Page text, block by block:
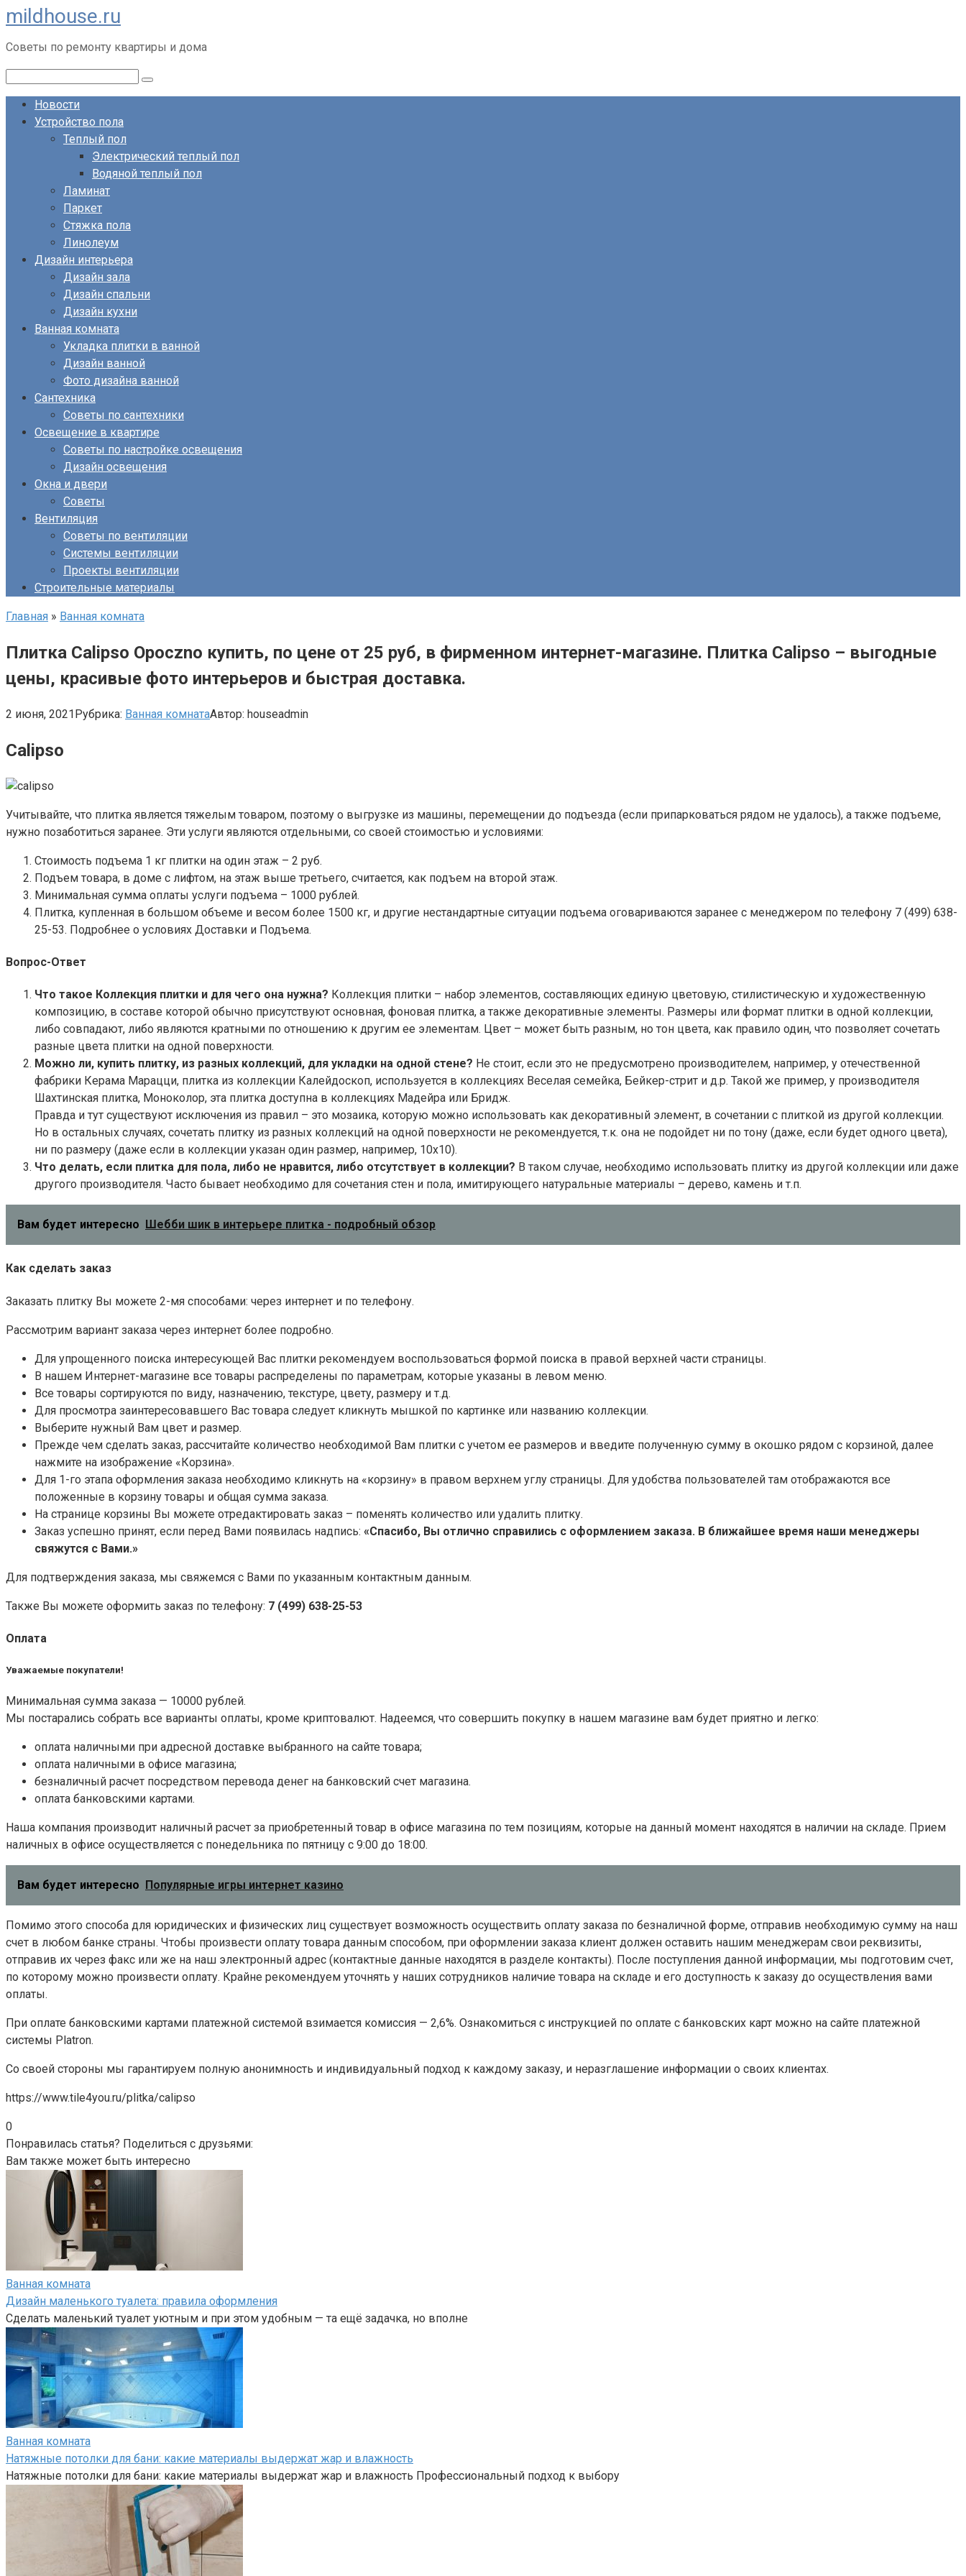
Перейти
к
контенту
mildhouse.ru
Советы по ремонту квартиры и дома
Новости
Устройство пола
Теплый пол
Электрический теплый пол
Водяной теплый пол
Ламинат
Паркет
Стяжка пола
Линолеум
Дизайн интерьера
Дизайн зала
Дизайн спальни
Дизайн кухни
Ванная комната
Укладка плитки в ванной
Дизайн ванной
Фото дизайна ванной
Сантехника
Советы по сантехники
Освещение в квартире
Советы по настройке освещения
Дизайн освещения
Окна и двери
Советы
Вентиляция
Советы по вентиляции
Системы вентиляции
Проекты вентиляции
Строительные материалы
Главная » Ванная комната
Плитка Calipso Opoczno купить, по цене от 25 руб, в фирменном интернет-магазине. Плитка Calipso – выгодные
цены, красивые фото интерьеров и быстрая доставка.
2 июня, 2021Рубрика: Ванная комнатаАвтор: houseadmin
Calipso
Учитывайте, что плитка является тяжелым товаром, поэтому о выгрузке из машины, перемещении до подъезда (если припарковаться рядом не удалось), а также подъеме,
нужно позаботиться заранее. Эти услуги являются отдельными, со своей стоимостью и условиями:
Стоимость подъема 1 кг плитки на один этаж – 2 руб.
Подъем товара, в доме с лифтом, на этаж выше третьего, считается, как подъем на второй этаж.
Минимальная сумма оплаты услуги подъема – 1000 рублей.
Плитка, купленная в большом объеме и весом более 1500 кг, и другие нестандартные ситуации подъема оговариваются заранее с менеджером по телефону 7 (499) 638-
25-53. Подробнее о условиях Доставки и Подъема.
Вопрос-Ответ
Что такое Коллекция плитки и для чего она нужна? Коллекция плитки – набор элементов, составляющих единую цветовую, стилистическую и художественную
композицию, в составе которой обычно присутствуют основная, фоновая плитка, а также декоративные элементы. Размеры или формат плитки в одной коллекции,
либо совпадают, либо являются кратными по отношению к другим ее элементам. Цвет – может быть разным, но тон цвета, как правило один, что позволяет сочетать
разные цвета плитки на одной поверхности.
Можно ли, купить плитку, из разных коллекций, для укладки на одной стене? Не стоит, если это не предусмотрено производителем, например, у отечественной
фабрики Керама Марацци, плитка из коллекции Калейдоскоп, используется в коллекциях Веселая семейка, Бейкер-стрит и д.р. Такой же пример, у производителя
Шахтинская плитка, Моноколор, эта плитка доступна в коллекциях Мадейра или Бридж.
Правда и тут существуют исключения из правил – это мозаика, которую можно использовать как декоративный элемент, в сочетании с плиткой из другой коллекции.
Но в остальных случаях, сочетать плитку из разных коллекций на одной поверхности не рекомендуется, т.к. она не подойдет ни по тону (даже, если будет одного цвета),
ни по размеру (даже если в коллекции указан один размер, например, 10х10).
Что делать, если плитка для пола, либо не нравится, либо отсутствует в коллекции? В таком случае, необходимо использовать плитку из другой коллекции или даже
другого производителя. Часто бывает необходимо для сочетания стен и пола, имитирующего натуральные материалы – дерево, камень и т.п.
Вам будет интересно Шебби шик в интерьере плитка - подробный обзор
Как сделать заказ
Заказать плитку Вы можете 2-мя способами: через интернет и по телефону.
Рассмотрим вариант заказа через интернет более подробно.
Для упрощенного поиска интересующей Вас плитки рекомендуем воспользоваться формой поиска в правой верхней части страницы.
В нашем Интернет-магазине все товары распределены по параметрам, которые указаны в левом меню.
Все товары сортируются по виду, назначению, текстуре, цвету, размеру и т.д.
Для просмотра заинтересовавшего Вас товара следует кликнуть мышкой по картинке или названию коллекции.
Выберите нужный Вам цвет и размер.
Прежде чем сделать заказ, рассчитайте количество необходимой Вам плитки с учетом ее размеров и введите полученную сумму в окошко рядом с корзиной, далее
нажмите на изображение «Корзина».
Для 1-го этапа оформления заказа необходимо кликнуть на «корзину» в правом верхнем углу страницы. Для удобства пользователей там отображаются все
положенные в корзину товары и общая сумма заказа.
На странице корзины Вы можете отредактировать заказ – поменять количество или удалить плитку.
Заказ успешно принят, если перед Вами появилась надпись: «Спасибо, Вы отлично справились с оформлением заказа. В ближайшее время наши менеджеры
свяжутся с Вами.»
Для подтверждения заказа, мы свяжемся с Вами по указанным контактным данным.
Также Вы можете оформить заказ по телефону: 7 (499) 638-25-53
Оплата
Уважаемые покупатели!
Минимальная сумма заказа — 10000 рублей.
Мы постарались собрать все варианты оплаты, кроме криптовалют. Надеемся, что совершить покупку в нашем магазине вам будет приятно и легко:
оплата наличными при адресной доставке выбранного на сайте товара;
оплата наличными в офисе магазина;
безналичный расчет посредством перевода денег на банковский счет магазина.
оплата банковскими картами.
Наша компания производит наличный расчет за приобретенный товар в офисе магазина по тем позициям, которые на данный момент находятся в наличии на складе. Прием
наличных в офисе осуществляется с понедельника по пятницу с 9:00 до 18:00.
Вам будет интересно Популярные игры интернет казино
Помимо этого способа для юридических и физических лиц существует возможность осуществить оплату заказа по безналичной форме, отправив необходимую сумму на наш
счет в любом банке страны. Чтобы произвести оплату товара данным способом, при оформлении заказа клиент должен оставить нашим менеджерам свои реквизиты,
отправив их через факс или же на наш электронный адрес (контактные данные находятся в разделе контакты). После поступления данной информации, мы подготовим счет,
по которому можно произвести оплату. Крайне рекомендуем уточнять у наших сотрудников наличие товара на складе и его доступность к заказу до осуществления вами
оплаты.
При оплате банковскими картами платежной системой взимается комиссия — 2,6%. Ознакомиться с инструкцией по оплате с банковских карт можно на сайте платежной
системы Platron.
Со своей стороны мы гарантируем полную анонимность и индивидуальный подход к каждому заказу, и неразглашение информации о своих клиентах.
https://www.tile4you.ru/plitka/calipso
0
Понравилась статья? Поделиться с друзьями:
Вам также может быть интересно
Ванная комната
Дизайн маленького туалета: правила оформления
Сделать маленький туалет уютным и при этом удобным — та ещё задачка, но вполне
Ванная комната
Натяжные потолки для бани: какие материалы выдержат жар и влажность
Натяжные потолки для бани: какие материалы выдержат жар и влажность Профессиональный подход к выбору